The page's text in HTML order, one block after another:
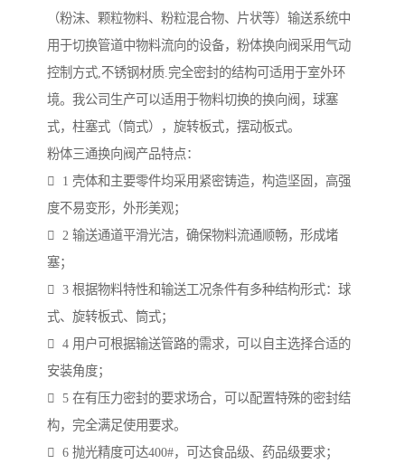
（粉沫、颗粒物料、粉粒混合物、片状等）输送系统中
用于切换管道中物料流向的设备，粉体换向阀采用气动
控制方式,不锈钢材质.完全密封的结构可适用于室外环
境。我公司生产可以适用于物料切换的换向阀，球塞
式，柱塞式（筒式），旋转板式，摆动板式。
粉体三通换向阀产品特点：
 1 壳体和主要零件均采用紧密铸造，构造坚固，高强
度不易变形，外形美观；
 2 输送通道平滑光洁，确保物料流通顺畅，形成堵
塞；
 3 根据物料特性和输送工况条件有多种结构形式：球
式、旋转板式、筒式；
 4 用户可根据输送管路的需求，可以自主选择合适的
安装角度；
 5 在有压力密封的要求场合，可以配置特殊的密封结
构，完全满足使用要求。
 6 抛光精度可达400#，可达食品级、药品级要求；